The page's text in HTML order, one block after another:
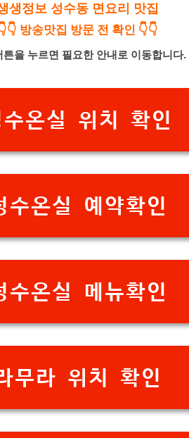
생정보 성수동 면요리 맛집
방송맛집 방문 전 확인 👇👇
튼을 누르면 필요한 안내로 이동합니다.
수온실 위치 확인
수온실 예약확인
수온실 메뉴확인
무라 위치 확인